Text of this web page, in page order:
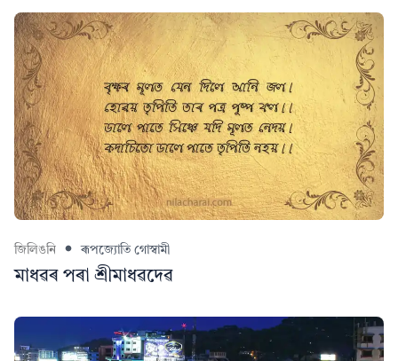
জিলিঙনি ৰূপজ্যোতি গোস্বামী
মাধৱৰ পৰা শ্ৰীমাধৱদেৱ